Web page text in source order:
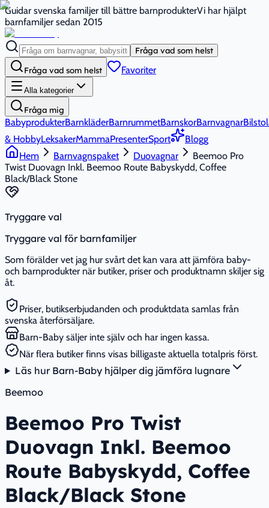
Guidar svenska familjer till bättre barnprodukterVi har hjälpt
barnfamiljer sedan 2015
Fråga vad som helst
Fråga vad som helst Favoriter
Alla kategorier
Fråga mig
BabyprodukterBarnkläderBarnrummetBarnskorBarnvagnar
& HobbyLeksakerMammaPresenterSport
Blogg
Hem
Barnvagnspaket Duovagnar
Beemoo Pro
Twist Duovagn Inkl. Beemoo Route Babyskydd, Coffee
Black/Black Stone
Tryggare val
Tryggare val för barnfamiljer
Som förälder vet jag hur svårt det kan vara att jämföra baby-
och barnprodukter när butiker, priser och produktnamn skiljer sig
åt.
Priser, butikserbjudanden och produktdata samlas från
svenska återförsäljare.
Barn-Baby säljer inte själv och har ingen kassa.
När flera butiker finns visas billigaste aktuella totalpris först.
Läs hur Barn-Baby hjälper dig jämföra lugnare
Beemoo
Beemoo Pro Twist
Duovagn Inkl. Beemoo
Route Babyskydd, Coffee
Black/Black Stone